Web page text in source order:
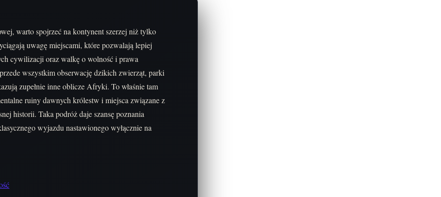
warto spojrzeć na kontynent szerzej niż tylko
uwagę miejscami, które pozwalają lepiej
cywilizacji oraz walkę o wolność i prawa
wszystkim obserwację dzikich zwierząt, parki
zupełnie inne oblicze Afryki. To właśnie tam
ruiny dawnych królestw i miejsca związane z
historii. Taka podróż daje szansę poznania
wyjazdu nastawionego wyłącznie na